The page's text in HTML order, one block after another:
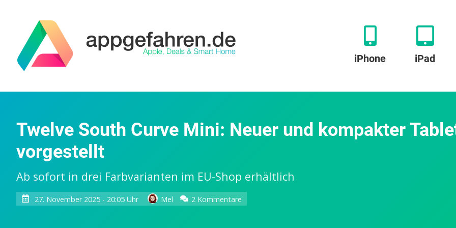
iPhone iPad
Twelve South Curve Mini: Neuer und kompakter
vorgestellt
Ab sofort in drei Farbvarianten im EU-Shop erhältlich
27. November 2025 - 20:05 Uhr Mel 2 Kommentare